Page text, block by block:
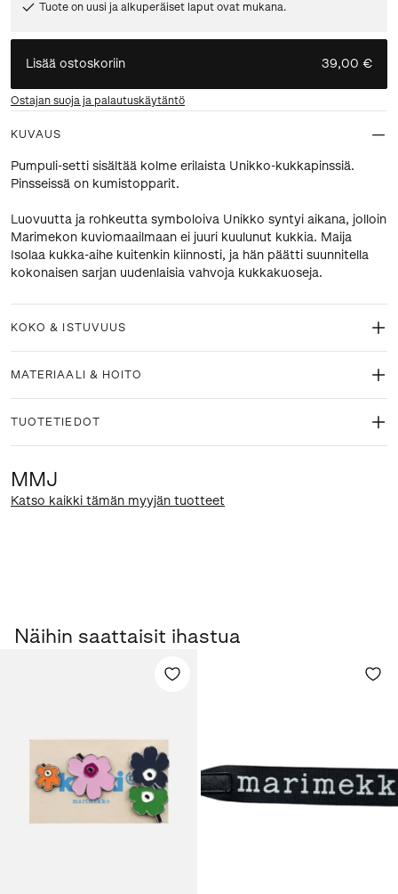
Tuote on uusi ja alkuperäiset laput ovat mukana.
Lisää ostoskoriin 39,00 €
Ostajan suoja ja palautuskäytäntö
KUVAUS
Pumpuli-setti sisältää kolme erilaista Unikko-kukkapinssiä.
Pinsseissä on kumistopparit.
Luovuutta ja rohkeutta symboloiva Unikko syntyi aikana, jolloin
Marimekon kuviomaailmaan ei juuri kuulunut kukkia. Maija
Isolaa kukka-aihe kuitenkin kiinnosti, ja hän päätti suunnitella
kokonaisen sarjan uudenlaisia vahvoja kukkakuoseja.
KOKO & ISTUVUUS
MATERIAALI & HOITO
TUOTETIEDOT
MMJ
Katso kaikki tämän myyjän tuotteet
Näihin saattaisit ihastua